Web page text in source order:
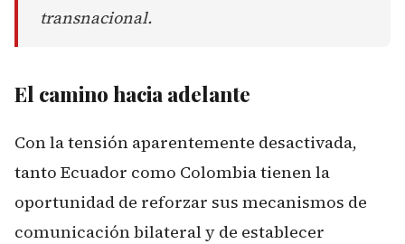
transnacional.
El camino hacia adelante
Con la tensión aparentemente desactivada,
tanto Ecuador como Colombia tienen la
oportunidad de reforzar sus mecanismos de
comunicación bilateral y de establecer